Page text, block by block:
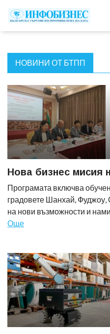
НОВИНИ ОТ БТПП
Нова бизнес мисия
Програмата включва
градовете Шанхай,
на нови възможности и
Още